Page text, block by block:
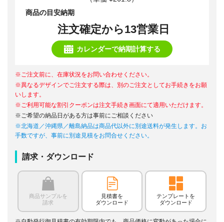
商品の目安納期
注文確定から13営業日
カレンダーで納期計算する
※ご注文前に、在庫状況をお問い合わせください。
※異なるデザインでご注文する際は、別のご注文としてお手続きをお願
いします。
※ご利用可能な割引クーポンは注文手続き画面にて適用いただけます。
※ご希望の納品日がある方は事前にご相談ください
※北海道／沖縄県／離島納品は商品代以外に別途送料が発生します。お
手数ですが、事前に別途見積をお問合せください。
請求・ダウンロード
商品サンプルを
請求
見積書を
ダウンロード
テンプレートを
ダウンロード